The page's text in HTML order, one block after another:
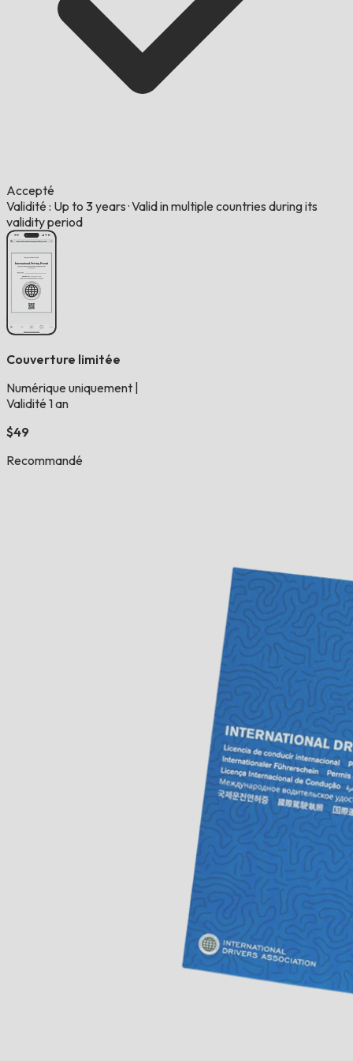
Accepté
Validité : Up to 3 years ·Valid in multiple countries during its
validity period
Couverture limitée
Numérique uniquement
Validité 1 an
$49
Recommandé